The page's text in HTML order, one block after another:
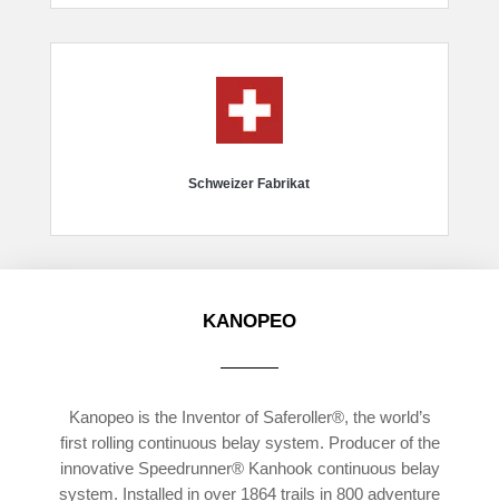
Schweizer Fabrikat
KANOPEO
Kanopeo is the Inventor of Saferoller®, the world’s
first rolling continuous belay system. Producer of the
innovative Speedrunner® Kanhook continuous belay
system. Installed in over 1864 trails in 800 adventure